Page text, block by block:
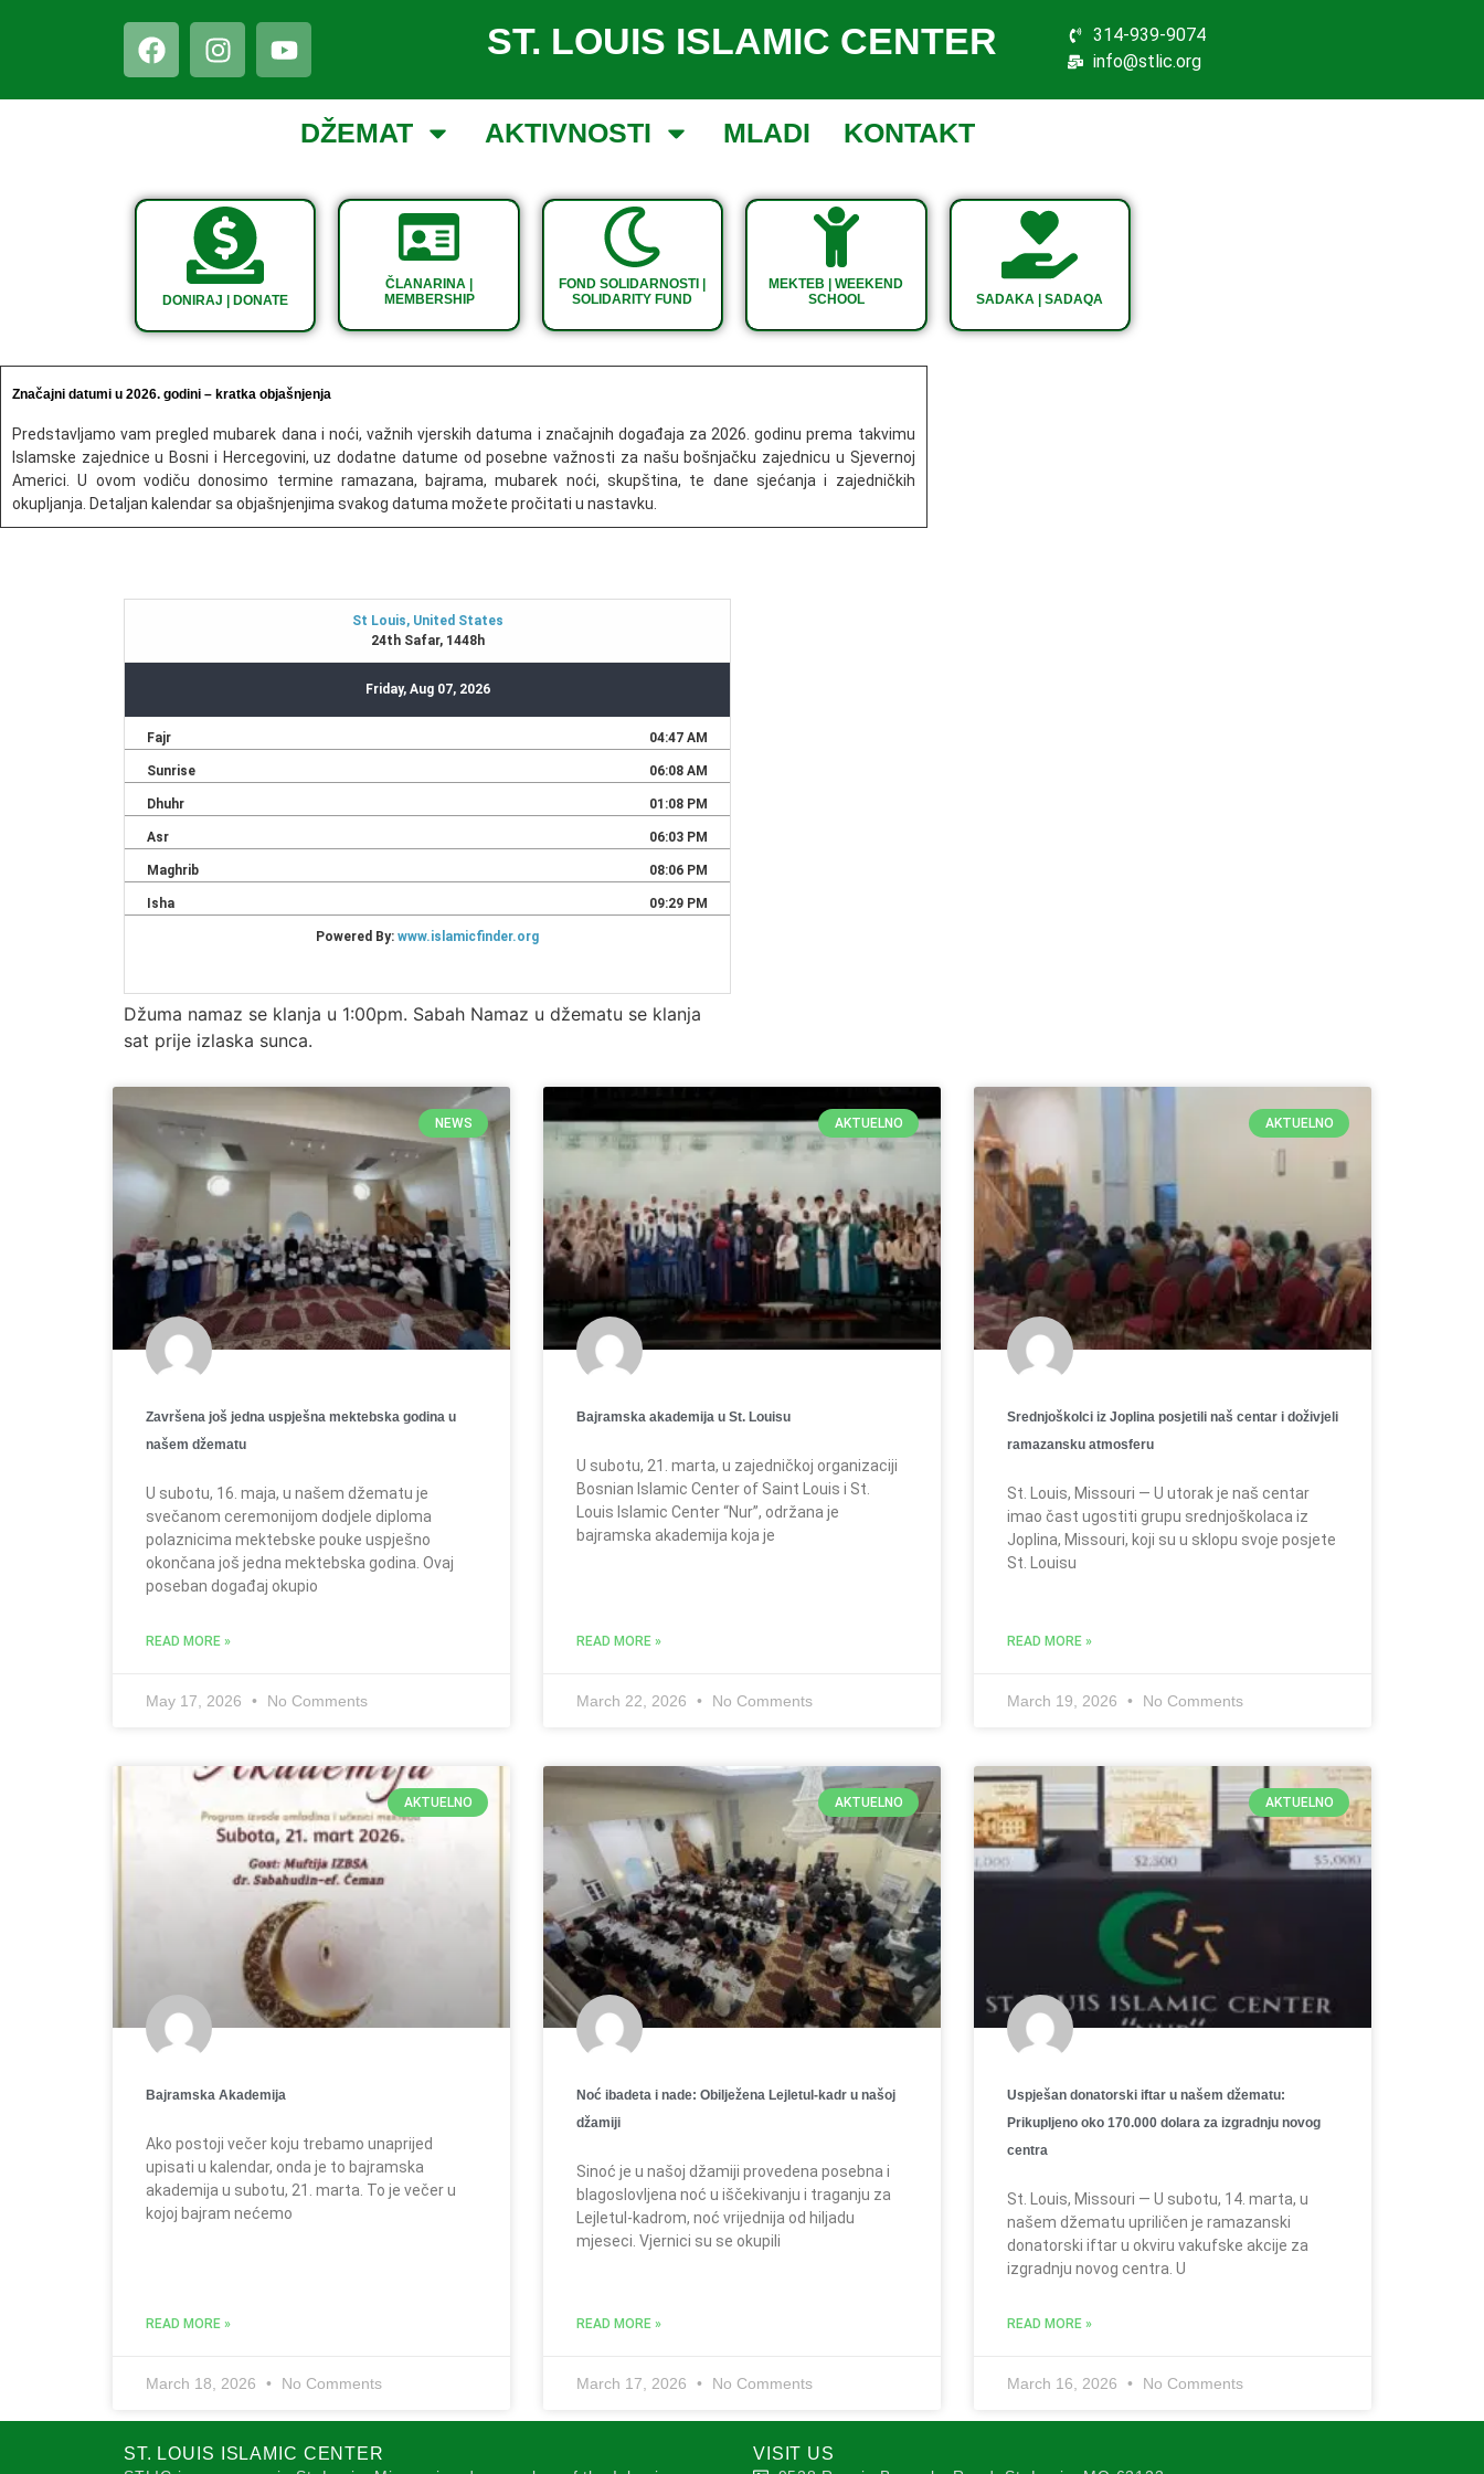
ST. LOUIS ISLAMIC CENTER
314-939-9074
info@stlic.org
DŽEMAT AKTIVNOSTI MLADI KONTAKT
DONIRAJ | DONATE
ČLANARINA |
MEMBERSHIP
FOND SOLIDARNOSTI |
SOLIDARITY FUND
MEKTEB | WEEKEND
SCHOOL
SADAKA | SADAQA
Značajni datumi u 2026. godini – kratka objašnjenja
Predstavljamo vam pregled mubarek dana i noći, važnih vjerskih datuma i značajnih događaja za 2026. godinu prema takvimu
Islamske zajednice u Bosni i Hercegovini, uz dodatne datume od posebne važnosti za našu bošnjačku zajednicu u Sjevernoj
Americi. U ovom vodiču donosimo termine ramazana, bajrama, mubarek noći, skupština, te dane sjećanja i zajedničkih
okupljanja. Detaljan kalendar sa objašnjenjima svakog datuma možete pročitati u nastavku.
Džuma namaz se klanja u 1:00pm. Sabah Namaz u džematu se klanja
sat prije izlaska sunca.
NEWS
Završena još jedna uspješna mektebska godina u
našem džematu
U subotu, 16. maja, u našem džematu je
svečanom ceremonijom dodjele diploma
polaznicima mektebske pouke uspješno
okončana još jedna mektebska godina. Ovaj
poseban događaj okupio
READ MORE »
May 17, 2026 No Comments
AKTUELNO
Bajramska akademija u St. Louisu
U subotu, 21. marta, u zajedničkoj organizaciji
Bosnian Islamic Center of Saint Louis i St.
Louis Islamic Center “Nur”, održana je
bajramska akademija koja je
READ MORE »
March 22, 2026 No Comments
AKTUELNO
Srednjoškolci iz Joplina posjetili naš centar i doživjeli
ramazansku atmosferu
St. Louis, Missouri — U utorak je naš centar
imao čast ugostiti grupu srednjoškolaca iz
Joplina, Missouri, koji su u sklopu svoje posjete
St. Louisu
READ MORE »
March 19, 2026 No Comments
AKTUELNO
Bajramska Akademija
Ako postoji večer koju trebamo unaprijed
upisati u kalendar, onda je to bajramska
akademija u subotu, 21. marta. To je večer u
kojoj bajram nećemo
READ MORE »
March 18, 2026 No Comments
AKTUELNO
Noć ibadeta i nade: Obilježena Lejletul-kadr u našoj
džamiji
Sinoć je u našoj džamiji provedena posebna i
blagoslovljena noć u iščekivanju i traganju za
Lejletul-kadrom, noć vrijednija od hiljadu
mjeseci. Vjernici su se okupili
READ MORE »
March 17, 2026 No Comments
AKTUELNO
Uspješan donatorski iftar u našem džematu:
Prikupljeno oko 170.000 dolara za izgradnju novog
centra
St. Louis, Missouri — U subotu, 14. marta, u
našem džematu upriličen je ramazanski
donatorski iftar u okviru vakufske akcije za
izgradnju novog centra. U
READ MORE »
March 16, 2026 No Comments
ST. LOUIS ISLAMIC CENTER VISIT US